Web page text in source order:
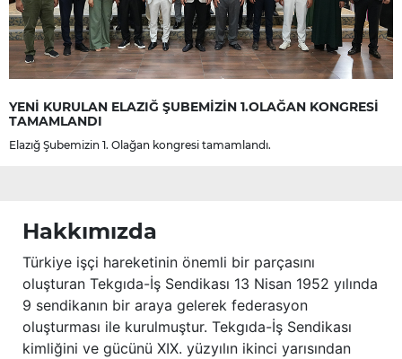
YENİ KURULAN ELAZIĞ ŞUBEMİZİN 1.OLAĞAN KONGRESİ
TAMAMLANDI
Elazığ Şubemizin 1. Olağan kongresi tamamlandı.
Hakkımızda
Türkiye işçi hareketinin önemli bir parçasını
oluşturan Tekgıda-İş Sendikası 13 Nisan 1952 yılında
9 sendikanın bir araya gelerek federasyon
oluşturması ile kurulmuştur. Tekgıda-İş Sendikası
kimliğini ve gücünü XIX. yüzyılın ikinci yarısından